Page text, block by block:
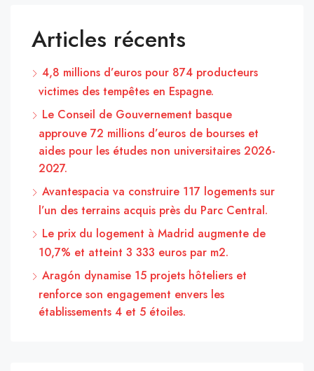
Articles récents
4,8 millions d’euros pour 874 producteurs
victimes des tempêtes en Espagne.
Le Conseil de Gouvernement basque
approuve 72 millions d’euros de bourses et
aides pour les études non universitaires 2026-
2027.
Avantespacia va construire 117 logements sur
l’un des terrains acquis près du Parc Central.
Le prix du logement à Madrid augmente de
10,7% et atteint 3 333 euros par m2.
Aragón dynamise 15 projets hôteliers et
renforce son engagement envers les
établissements 4 et 5 étoiles.